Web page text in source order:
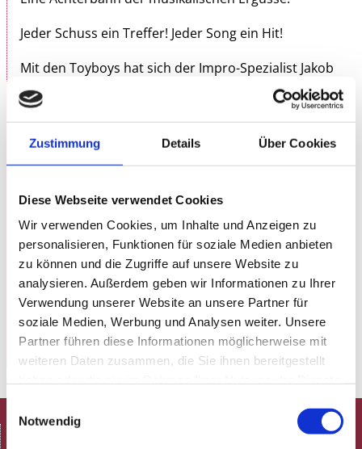
Zustimmung Details Über Cookies
Diese Webseite verwendet Cookies
Wir verwenden Cookies, um Inhalte und Anzeigen zu
personalisieren, Funktionen für soziale Medien anbieten
zu können und die Zugriffe auf unsere Website zu
analysieren. Außerdem geben wir Informationen zu Ihrer
Verwendung unserer Website an unsere Partner für
soziale Medien, Werbung und Analysen weiter. Unsere
Partner führen diese Informationen möglicherweise mit
weiteren Daten zusammen, die Sie ihnen bereitgestellt
Notwendig
Jeder Schuss ein Treffer! Jeder Song ein Hit!
Mit den Toyboys hat sich der Impro-Spezialist Jakob
Nacken eine hochkarätige Band
zusammengetrommelt, bestehend aus Klaus Hügl
(Piano), Julian Jochen-Warth (Bass) und Martin Buck
(Schlagzeug). Gemeinsam machen sie das
Unmögliche möglich und spielen ein ganzes Konzert
Denn die Lieder entstehen interaktiv aus dem
Moment heraus. Ein Abend voller Weltpremieren.
Jeder Song ist einmalig. Alles ist live improvisiert!
…denn Coverbands gibt es schon genug!
www.jakobnacken.de